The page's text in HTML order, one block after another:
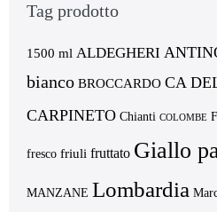
Tag prodotto
1500 ml ALDEGHERI
bianco BROCCARDO CA
CARPINETO Chianti COLOMBE
fresco friuli fruttato Giallo
MANZANE Lombardia